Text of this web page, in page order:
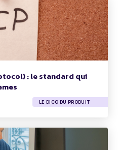
: le standard qui
LE DICO DU PRODUIT